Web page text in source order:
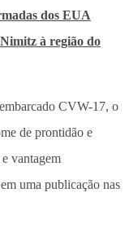
dos EUA
à região do
CVW-17, o
de prontidão e
vantagem
uma publicação nas